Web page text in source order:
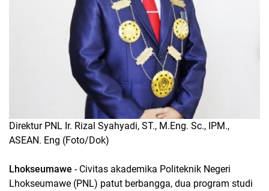
Direktur PNL Ir. Rizal Syahyadi, ST., M.Eng. Sc., IPM.,
ASEAN. Eng (Foto/Dok)
Lhokseumawe - Civitas akademika Politeknik Negeri
Lhokseumawe (PNL) patut berbangga, dua program studi